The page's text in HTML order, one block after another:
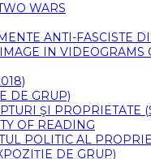
WARS
ANTI-FASCISTE
IN VIDEOGRAMS
DE GRUP)
ŞI PROPRIETATE
OF READING
POLITIC AL
DE GRUP)